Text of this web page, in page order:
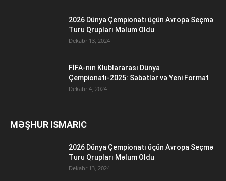
2026 Dünya Çempionatı üçün Avropa Seçmə
Turu Qrupları Məlum Oldu
Dekabr 13, 2024
FİFA-nın Klublararası Dünya
Çempionatı-2025: Səbətlər və Yeni Format
Dekabr 4, 2024
MƏŞHUR ISMARIC
2026 Dünya Çempionatı üçün Avropa Seçmə
Turu Qrupları Məlum Oldu
Dekabr 13, 2024